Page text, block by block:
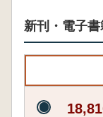
新刊・電子書